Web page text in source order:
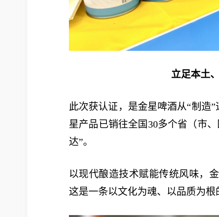
立足本土
此次获认证，是金星啤酒从“制造
星产品已销往全国30多个省（市
达”。
以现代酿造技术赋能传统风味，
这是一条以文化为魂、以品质为